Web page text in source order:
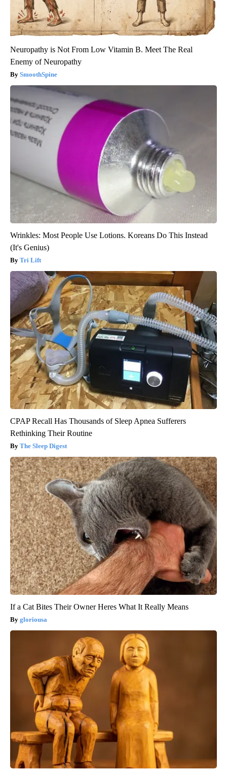
Neuropathy is Not From Low Vitamin B. Meet The Real
Enemy of Neuropathy
SmoothSpine
Wrinkles: Most People Use Lotions. Koreans Do This Instead
(It's Genius)
Tri Lift
CPAP Recall Has Thousands of Sleep Apnea Sufferers
Rethinking Their Routine
The Sleep Digest
If a Cat Bites Their Owner Heres What It Really Means
gloriousa